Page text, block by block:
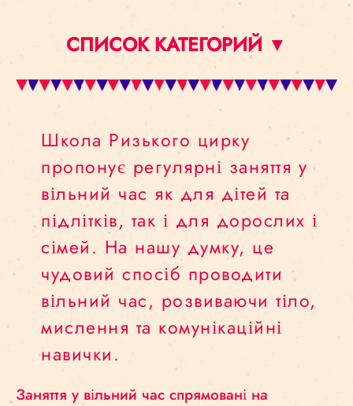
СПИСОК КАТЕГОРИЙ ▼
Школа Ризького цирку
пропонує регулярні заняття у
вільний час як для дітей та
підлітків, так і для дорослих і
сімей. На нашу думку, це
чудовий спосіб проводити
вільний час, розвиваючи тіло,
мислення та комунікаційні
навички.
Заняття у вільний час спрямовані на